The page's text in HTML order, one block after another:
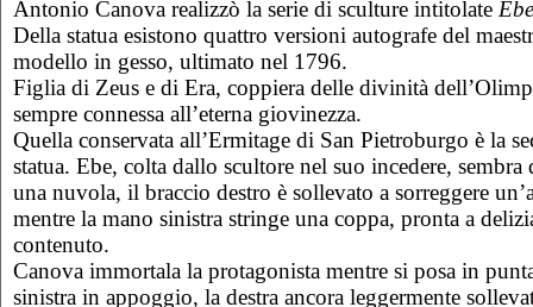
Antonio Canova realizzò la serie di sculture intitolate Ebe
Della statua esistono quattro versioni autografe del
modello in gesso, ultimato nel 1796.
Figlia di Zeus e di Era, coppiera delle divinità
sempre connessa all’eterna giovinezza.
Quella conservata all’Ermitage di San Pietroburgo è la
statua. Ebe, colta dallo scultore nel suo incedere, sembra
una nuvola, il braccio destro è sollevato a sorreggere
mentre la mano sinistra stringe una coppa, pronta a
contenuto.
Canova immortala la protagonista mentre si posa in
sinistra in appoggio, la destra ancora leggermente